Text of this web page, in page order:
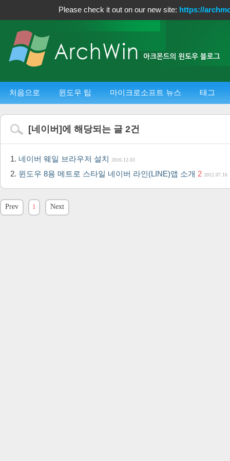
Please check it out on our new site: https://
처음으로 윈도우 팁 마이크로소프트 뉴스 태그
[네이버 ]에 해당되는 글 2건
네이버 웨일 브라우저 설치 2016.12.03
윈도우 8용 메트로 스타일 네이버 라인(LINE)앱 소개 2 2012.07.16
Prev 1 Next